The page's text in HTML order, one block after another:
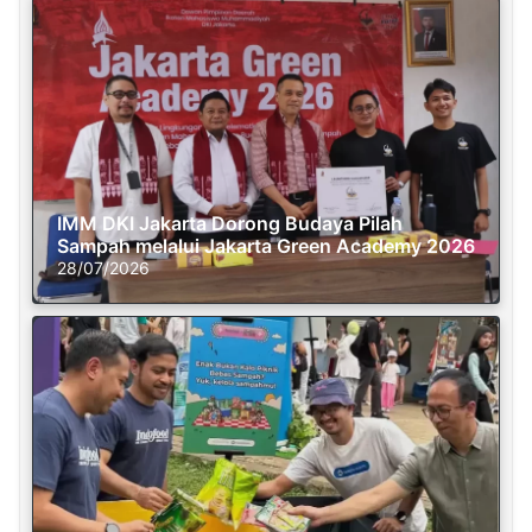
IMM DKI Jakarta Dorong Budaya Pilah
Sampah melalui Jakarta Green Academy 2026
28/07/2026